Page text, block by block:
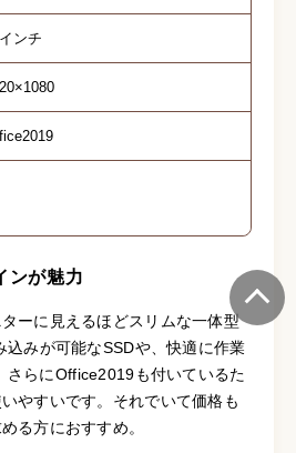
ンチ
ンが魅力
ーに見えるほどスリムな一体型
込みが可能なSSDや、快適に作業
さらにOffice2019も付いているた
やすいです。それでいて価格も
る方におすすめ。